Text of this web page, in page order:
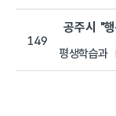
149
공주시 "
평생학습과